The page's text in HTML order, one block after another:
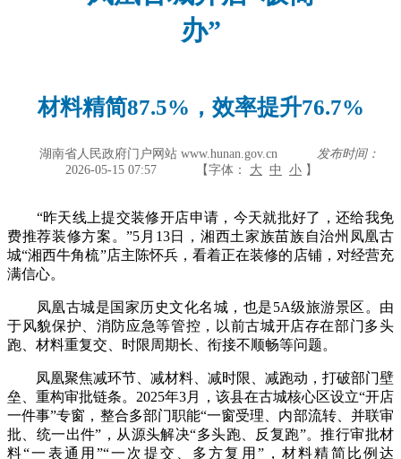
办”
材料精简87.5%，效率提升76.7%
湖南省人民政府门户网站 www.hunan.gov.cn
发布时间：
2026-05-15 07:57
【字体： 大 中 小 】
“昨天线上提交装修开店申请，今天就批好了，还给我免
费推荐装修方案。”5月13日，湘西土家族苗族自治州凤凰古
城“湘西牛角梳”店主陈怀兵，看着正在装修的店铺，对经营充
满信心。
凤凰古城是国家历史文化名城，也是5A级旅游景区。由
于风貌保护、消防应急等管控，以前古城开店存在部门多头
跑、材料重复交、时限周期长、衔接不顺畅等问题。
凤凰聚焦减环节、减材料、减时限、减跑动，打破部门壁
垒、重构审批链条。2025年3月，该县在古城核心区设立“开店
一件事”专窗，整合多部门职能“一窗受理、内部流转、并联审
批、统一出件”，从源头解决“多头跑、反复跑”。推行审批材
料“一表通用”“一次提交、多方复用”，材料精简比例达